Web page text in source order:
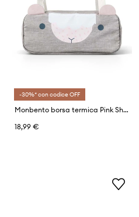
-30%* con codice OFF
Monbento borsa termica Pink Sheep Wonder
18,99 €